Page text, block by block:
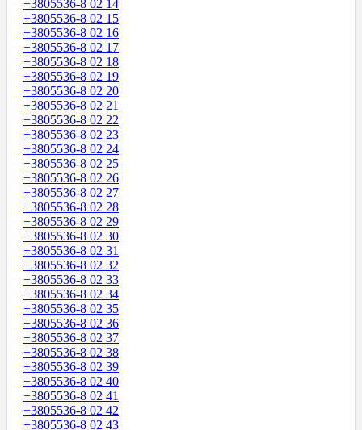
+3805536-8 02 14
+3805536-8 02 15
+3805536-8 02 16
+3805536-8 02 17
+3805536-8 02 18
+3805536-8 02 19
+3805536-8 02 20
+3805536-8 02 21
+3805536-8 02 22
+3805536-8 02 23
+3805536-8 02 24
+3805536-8 02 25
+3805536-8 02 26
+3805536-8 02 27
+3805536-8 02 28
+3805536-8 02 29
+3805536-8 02 30
+3805536-8 02 31
+3805536-8 02 32
+3805536-8 02 33
+3805536-8 02 34
+3805536-8 02 35
+3805536-8 02 36
+3805536-8 02 37
+3805536-8 02 38
+3805536-8 02 39
+3805536-8 02 40
+3805536-8 02 41
+3805536-8 02 42
+3805536-8 02 43